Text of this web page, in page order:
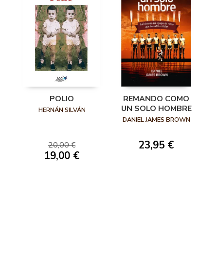
POLIO
HERNÁN SILVÁN
20,00 €
19,00 €
REMANDO COMO
UN SOLO HOMBRE
DANIEL JAMES BROWN
23,95 €